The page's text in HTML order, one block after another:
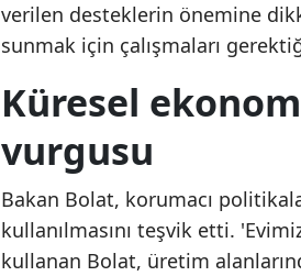
verilen desteklerin önemine
sunmak için çalışmaları
Küresel
vurgusu
Bakan Bolat, korumacı
kullanılmasını teşvik etti.
kullanan Bolat, üretim